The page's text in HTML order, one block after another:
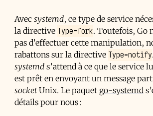
Avec systemd, ce type de service
la directive Type=fork. Toutefois, Go
pas d’effectuer cette manipulation,
rabattons sur la directive Type=notify
systemds’attend à ce que le service
est prêt en envoyant un message
socketUnix. Le paquet go-systemd
détails pour nous :